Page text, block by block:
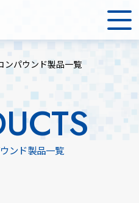
ンパウンド製品一覧
ンド製品一覧